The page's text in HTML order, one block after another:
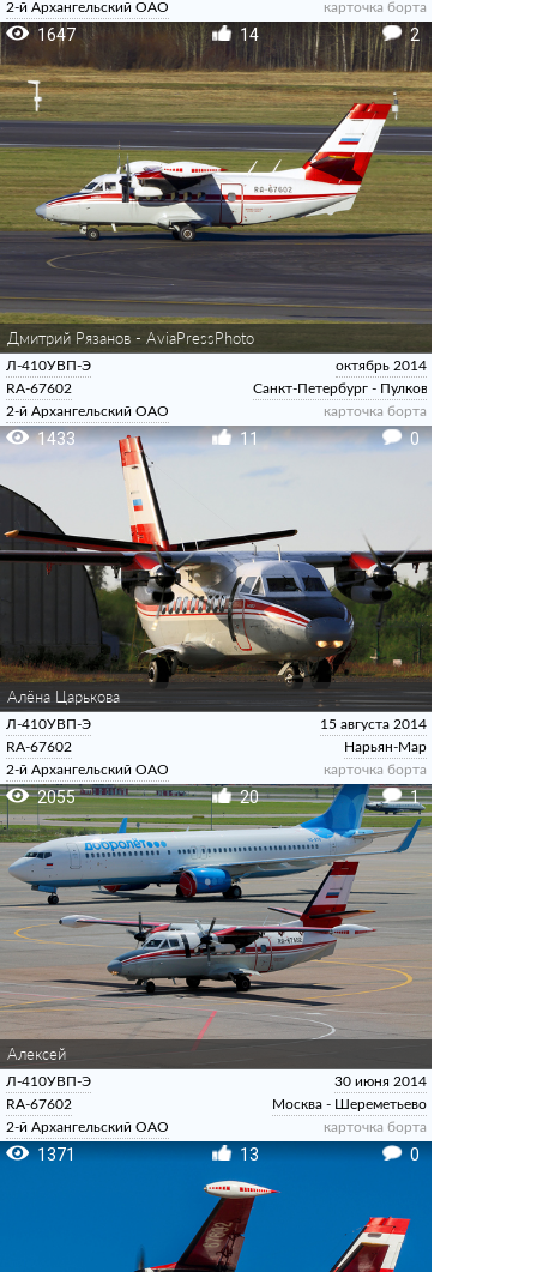
2-й Архангельский ОАО карточка борта
1647 14 2
Дмитрий Рязанов - AviaPressPhoto
Л-410УВП-Э
RA-67602
2-й Архангельский ОАО
октябрь 2014
Санкт-Петербург - Пулково
карточка борта
1433 11 0
Алёна Царькова
Л-410УВП-Э
RA-67602
2-й Архангельский ОАО
15 августа 2014
Нарьян-Мар
карточка борта
2055 20 1
Алексей
Л-410УВП-Э
RA-67602
2-й Архангельский ОАО
30 июня 2014
Москва - Шереметьево
карточка борта
1371 13 0